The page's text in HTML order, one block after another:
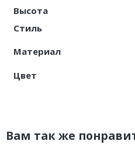
Высота
Стиль
Материал
Цвет
Вам так же